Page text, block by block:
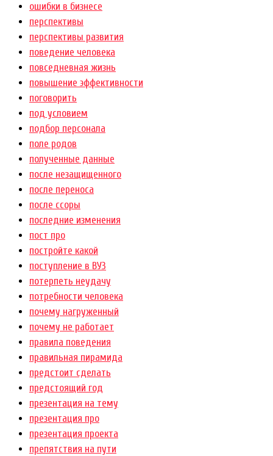
ошибки в бизнесе
перспективы
перспективы развития
поведение человека
повседневная жизнь
повышение эффективности
поговорить
под условием
подбор персонала
поле родов
полученные данные
после незащищенного
после переноса
после ссоры
последние изменения
пост про
постройте какой
поступление в ВУЗ
потерпеть неудачу
потребности человека
почему нагруженный
почему не работает
правила поведения
правильная пирамида
предстоит сделать
предстоящий год
презентация на тему
презентация про
презентация проекта
препятствия на пути